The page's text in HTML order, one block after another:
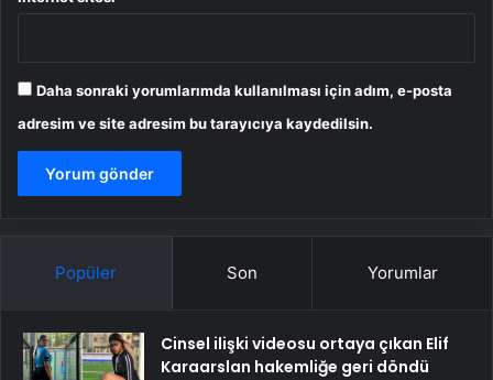
Daha sonraki yorumlarımda kullanılması için adım, e-posta
adresim ve site adresim bu tarayıcıya kaydedilsin.
Popüler Son Yorumlar
Cinsel ilişki videosu ortaya çıkan Elif
Karaarslan hakemliğe geri döndü